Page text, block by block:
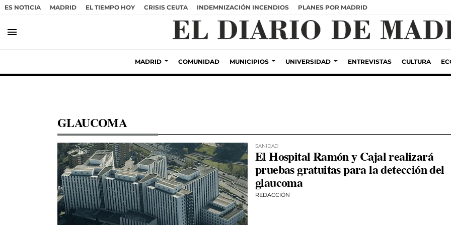
ES NOTICIA MADRID EL TIEMPO HOY CRISIS CEUTA INDEMNIZACIÓN INCENDIOS PLANES POR MADRID
menu
MADRID COMUNIDAD MUNICIPIOS UNIVERSIDAD ENTREVISTAS CULTURA
GLAUCOMA
SANIDAD
El Hospital Ramón y Cajal realizará
pruebas gratuitas para la detección del
glaucoma
REDACCIÓN